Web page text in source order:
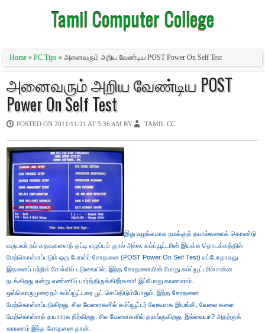
Tamil Computer College
Home » PC Tips » அனைவரும் அறிய வேண்டிய POST Power On Self Test
அனைவரும் அறிய வேண்டிய POST
Power On Self Test
POSTED ON 2011/11/21 AT 5:36 AM BY TAMIL CC
இது வழக்கமாக நமக்குத் தபால்களைக் கொண்டு
வருபவர் நம் கதவுகளைத் தட்டி எழுப்பும் குரல் அல்ல. கம்ப்யூட்டரின் இயக்க தொடக்கத்தில்
மேற்கொள்ளப்படும் ஒரு போஸ்ட் சோதனை (POST Power On Self Test) எப்போதாவது
இதனைப் பற்றிக் கேள்விப் படுகையில், இந்த சோதனையின் போது கம்ப்யூட்டரில் என்ன
நடக்கிறது என்று எண்ணிப் பார்த்திருக்கிறீர்களா! இப்போது காணலாம்.
ஒவ்வொருமுறை நம் கம்ப்யூட்டரை பூட் செய்திடும்போதும், இந்த சோதனை
மேற்கொள்ளப்படுகிறது. சில வேளைகளில் கம்ப்யூட்டர் வேகமாக இயங்கி, வேலை களை
மேற்கொள்ளத் தயாராக நிற்கிறது. சில வேளைகளில் தயங்குகிறது. இல்லையா? அதற்குக்
காரணம் இந்த சோதனை தான்.